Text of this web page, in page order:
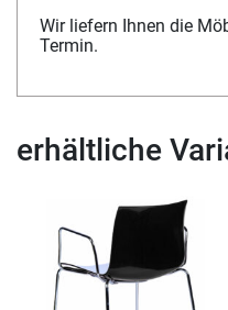
Wir liefern Ihnen die
Termin.
erhältliche